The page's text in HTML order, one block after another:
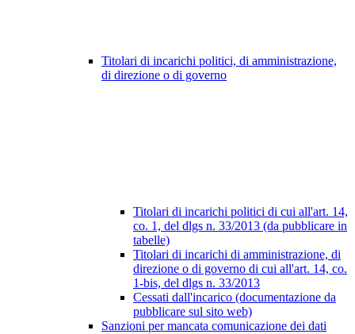
Titolari di incarichi politici, di amministrazione,
di direzione o di governo
Titolari di incarichi politici di cui all'art. 14,
co. 1, del dlgs n. 33/2013 (da pubblicare in
tabelle)
Titolari di incarichi di amministrazione, di
direzione o di governo di cui all'art. 14, co.
1-bis, del dlgs n. 33/2013
Cessati dall'incarico (documentazione da
pubblicare sul sito web)
Sanzioni per mancata comunicazione dei dati